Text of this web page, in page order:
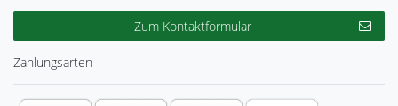
Zum Kontaktformular
Zahlungsarten